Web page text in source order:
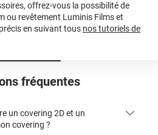
fréquentes
un covering 2D et un
covering ?
offrez-vous la possibilité de
ou revêtement Luminis Films et
en suivant tous nos tutoriels de